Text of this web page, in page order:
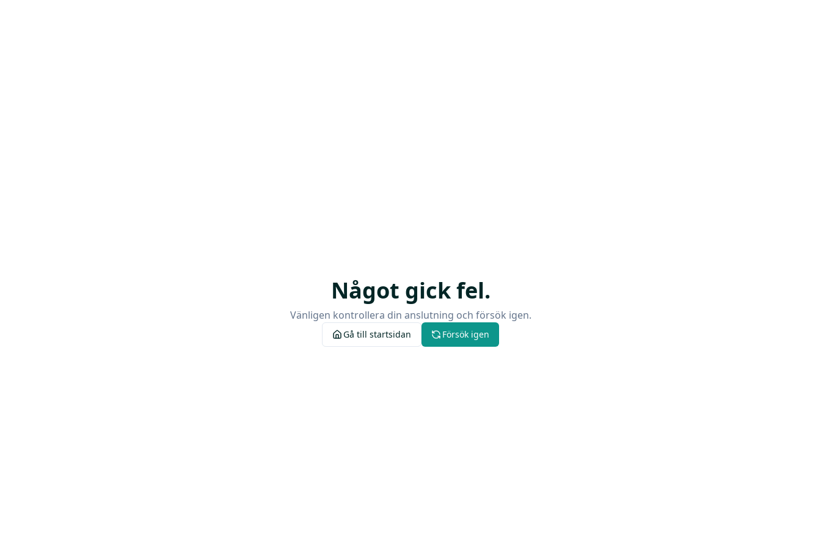
Något gick fel.
Vänligen kontrollera din anslutning och försök igen.
Gå till startsidan Försök igen